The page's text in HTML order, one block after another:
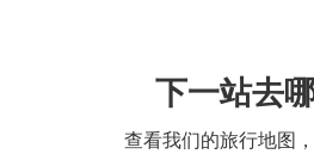
下一站去
查看我们的旅行地图